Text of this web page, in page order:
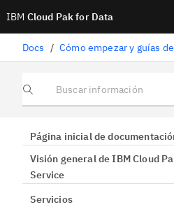
IBM Cloud Pak for Data
Docs / Cómo empezar y guías
Buscar información
Página inicial de
Visión general de IBM Cloud
Service
Servicios